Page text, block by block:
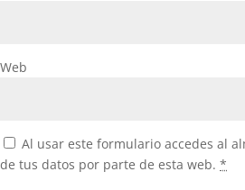
Web
Al usar este formulario accedes al
de tus datos por parte de esta web. *